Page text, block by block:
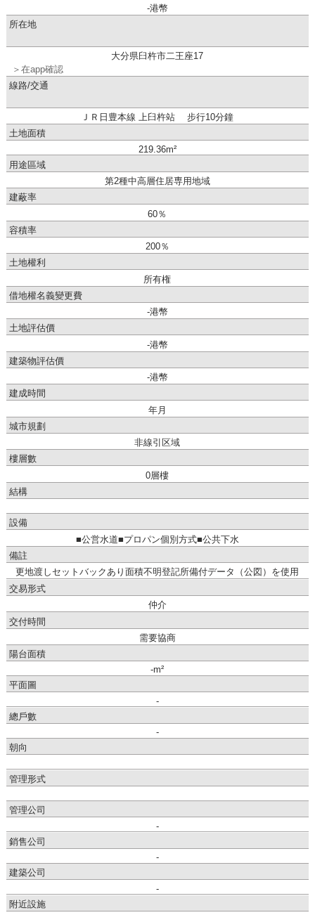
-港幣
所在地
大分県臼杵市二王座17
＞在app確認
線路/交通
ＪＲ日豊本線 上臼杵站 步行10分鐘
土地面積
219.36m²
用途區域
第2種中高層住居専用地域
建蔽率
60％
容積率
200％
土地權利
所有権
借地權名義變更費
-港幣
土地評估價
-港幣
建築物評估價
-港幣
建成時間
年月
城市規劃
非線引区域
樓層數
0層樓
結構
設備
■公営水道■プロパン個別方式■公共下水
備註
更地渡しセットバックあり面積不明登記所備付データ（公図）を使用
交易形式
仲介
交付時間
需要協商
陽台面積
-m²
平面圖
-
總戶數
-
朝向
管理形式
管理公司
-
銷售公司
-
建築公司
-
附近設施